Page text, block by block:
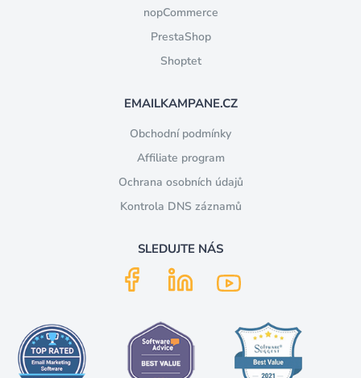
nopCommerce
PrestaShop
Shoptet
EMAILKAMPANE.CZ
Obchodní podmínky
Affiliate program
Ochrana osobních údajů
Kontrola DNS záznamů
SLEDUJTE NÁS